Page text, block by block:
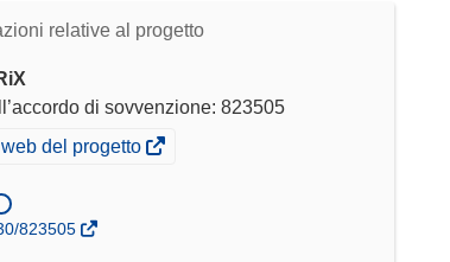
relative al progetto
di sovvenzione: 823505
del progetto
823505